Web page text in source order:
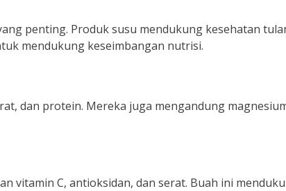
penting. Produk susu mendukung kesehatan
mendukung keseimbangan nutrisi.
dan protein. Mereka juga mengandung
vitamin C, antioksidan, dan serat. Buah ini